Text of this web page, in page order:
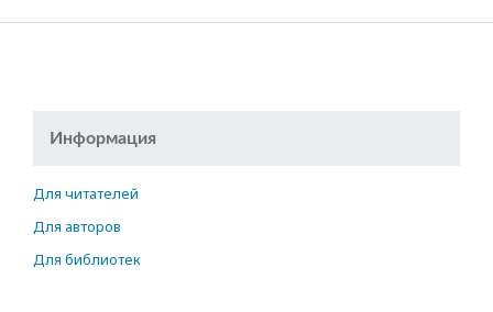
Информация
Для читателей
Для авторов
Для библиотек